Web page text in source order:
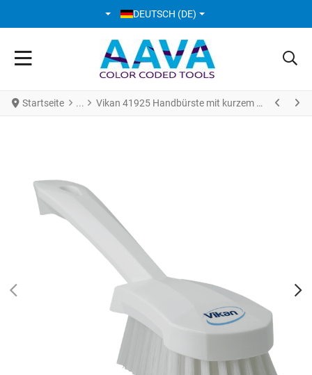
SPRACHE AUSWÄHLEN
DEUTSCH (DE)
Startseite Vikan 41925 Handbürste mit kurzem Stiel 270 mm Hart Weiß